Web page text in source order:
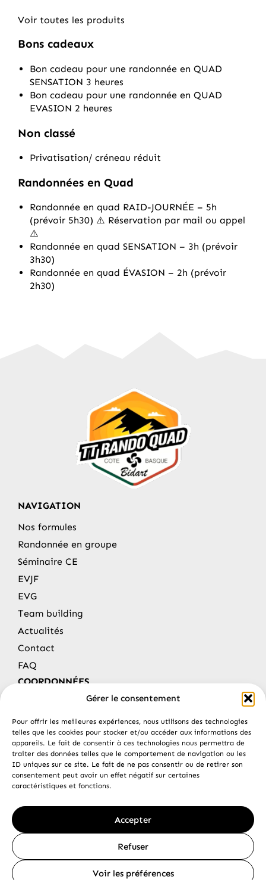
Gérer le consentement
Pour offrir les meilleures expériences, nous utilisons des technologies
telles que les cookies pour stocker et/ou accéder aux informations des
appareils. Le fait de consentir à ces technologies nous permettra de
traiter des données telles que le comportement de navigation ou les
ID uniques sur ce site. Le fait de ne pas consentir ou de retirer son
consentement peut avoir un effet négatif sur certaines
caractéristiques et fonctions.
Accepter
Refuser
Voir les préférences
Voir toutes les produits
Bons cadeaux
Bon cadeau pour une randonnée en QUAD
SENSATION 3 heures
Bon cadeau pour une randonnée en QUAD
EVASION 2 heures
Non classé
Privatisation/ créneau réduit
Randonnées en Quad
Randonnée en quad RAID-JOURNÉE – 5h
(prévoir 5h30) ⚠️ Réservation par mail ou appel
⚠️
Randonnée en quad SENSATION – 3h (prévoir
3h30)
Randonnée en quad ÉVASION – 2h (prévoir
2h30)
NAVIGATION
Nos formules
Randonnée en groupe
Séminaire CE
EVJF
EVG
Team building
Actualités
Contact
FAQ
COORDONNÉES
Résidence Zirlinga
06 01 11 97 14
ttrandoquad@gmail.com
RÉSERVEZ EN LIGNE
© Copyright TT Rando Quad